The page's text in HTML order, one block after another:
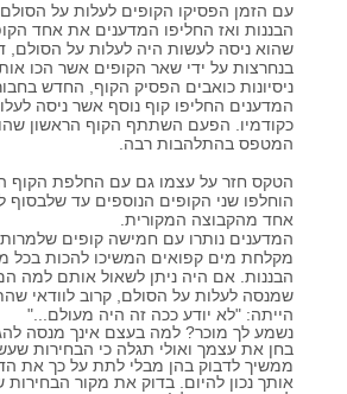
עם הזמן הפסיקו הקופים לעלות על
הבננות ואז החליפו המדענים את אחד
שהוא ניסה לעשות היה לעלות על הסולם,
בנחרצות על ידי שאר הקופים אשר הכו
ניסיונות כואבים הפסיק הקוף, החדש
המדענים החליפו קוף נוסף אשר ניסה
כקודמיו. הפעם השתתף הקוף הראשון
המטפס בהתלהבות רבה.
הטקס חזר על עצמו גם עם החלפת הקוף
הוחלפו שני הקופים הנוספים עד שלבסוף
אחד מהקבוצה המקורית.
המדענים נותרו עם חמישה קופים
מקלחת מים קפואים המשיכו להכות בכל
הבננות. אם היה ניתן לשאול אותם למה
שמנסה לעלות על הסולם, קרוב לוודאי
הייתה: "לא יודע ככה זה היה מעולם..."
נשמע לך מוכר? למה בעצם אינך מנסה
בחן את עצמך ואולי תגלה כי הבחירות
ממשיך לדבוק בהן מבלי לתת על כך את
אותך נכון להיום. בדוק את מקור